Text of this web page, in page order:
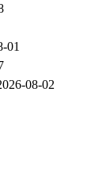
01
08-02